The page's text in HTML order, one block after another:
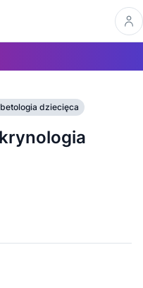
dziecięca